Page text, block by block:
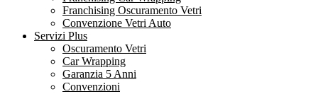
Franchising Oscuramento Vetri
Convenzione Vetri Auto
Servizi Plus
Oscuramento Vetri
Car Wrapping
Garanzia 5 Anni
Convenzioni